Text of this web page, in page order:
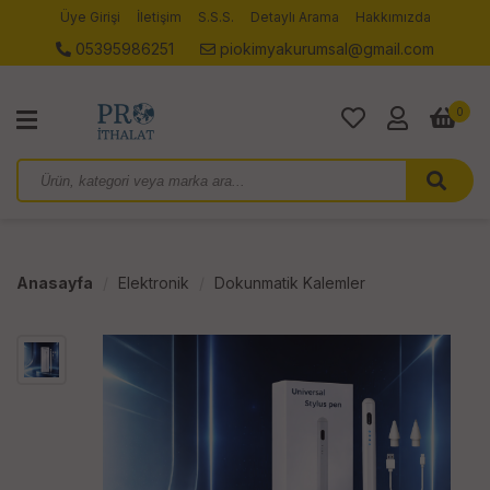
Üye Girişi İletişim S.S.S. Detaylı Arama Hakkımızda
05395986251 piokimyakurumsal@gmail.com
0
Anasayfa Elektronik Dokunmatik Kalemler